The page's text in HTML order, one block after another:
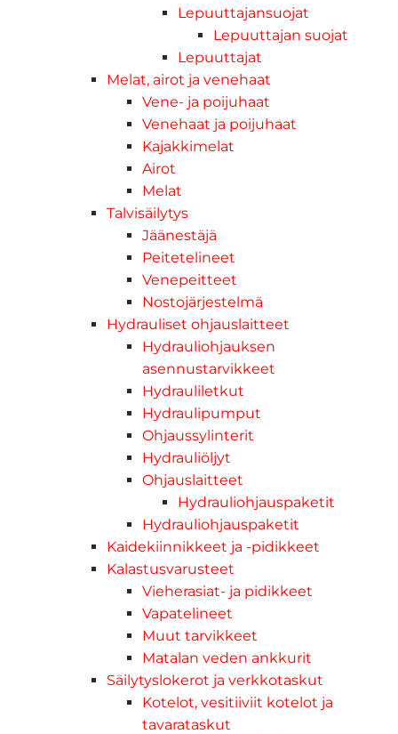
Lepuuttajansuojat
Lepuuttajan suojat
Lepuuttajat
Melat, airot ja venehaat
Vene- ja poijuhaat
Venehaat ja poijuhaat
Kajakkimelat
Airot
Melat
Talvisäilytys
Jäänestäjä
Peitetelineet
Venepeitteet
Nostojärjestelmä
Hydrauliset ohjauslaitteet
Hydrauliohjauksen
asennustarvikkeet
Hydrauliletkut
Hydraulipumput
Ohjaussylinterit
Hydrauliöljyt
Ohjauslaitteet
Hydrauliohjauspaketit
Hydrauliohjauspaketit
Kaidekiinnikkeet ja -pidikkeet
Kalastusvarusteet
Vieherasiat- ja pidikkeet
Vapatelineet
Muut tarvikkeet
Matalan veden ankkurit
Säilytyslokerot ja verkkotaskut
Kotelot, vesitiiviit kotelot ja
tavarataskut